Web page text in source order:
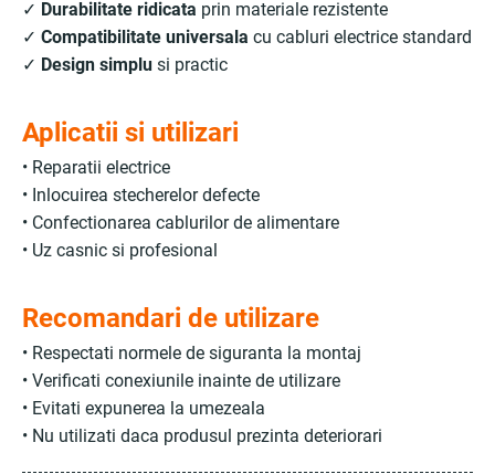
✓ Durabilitate ridicata prin materiale rezistente
✓ Compatibilitate universala cu cabluri electrice standard
✓ Design simplu si practic
Aplicatii si utilizari
• Reparatii electrice
• Inlocuirea stecherelor defecte
• Confectionarea cablurilor de alimentare
• Uz casnic si profesional
Recomandari de utilizare
• Respectati normele de siguranta la montaj
• Verificati conexiunile inainte de utilizare
• Evitati expunerea la umezeala
• Nu utilizati daca produsul prezinta deteriorari